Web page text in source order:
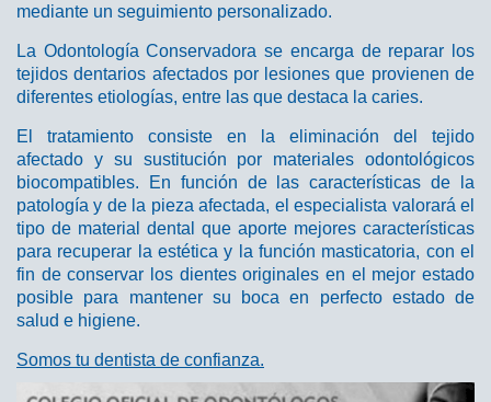
mediante un seguimiento personalizado.
La Odontología Conservadora se encarga de reparar los
tejidos dentarios afectados por lesiones que provienen de
diferentes etiologías, entre las que destaca la caries.
El tratamiento consiste en la eliminación del tejido
afectado y su sustitución por materiales odontológicos
biocompatibles. En función de las características de la
patología y de la pieza afectada, el especialista valorará el
tipo de material dental que aporte mejores características
para recuperar la estética y la función masticatoria, con el
fin de conservar los dientes originales en el mejor estado
posible para mantener su boca en perfecto estado de
salud e higiene.
Somos tu dentista de confianza.